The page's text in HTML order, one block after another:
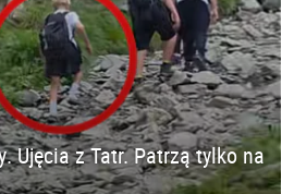
Ujęcia z Tatr. Patrzą tylko na